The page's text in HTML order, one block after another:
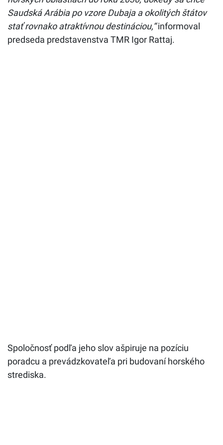
Saudská Arábia po vzore Dubaja a okolitých štátov
stať rovnako atraktívnou destináciou,“informoval
predseda predstavenstva TMR Igor Rattaj.
Spoločnosť podľa jeho slov ašpiruje na pozíciu
poradcu a prevádzkovateľa pri budovaní horského
strediska.